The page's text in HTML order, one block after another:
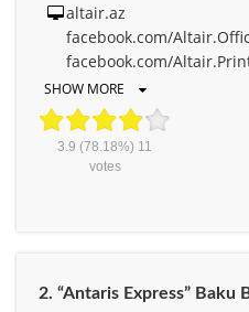
altair.az
facebook.com/
facebook.com/
SHOW MORE
3.9 (78.18%) 11
votes
2. “Antaris Express” Baku